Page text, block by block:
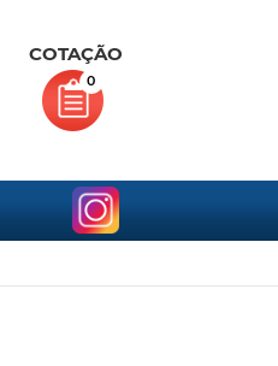
COTAÇÃO
0